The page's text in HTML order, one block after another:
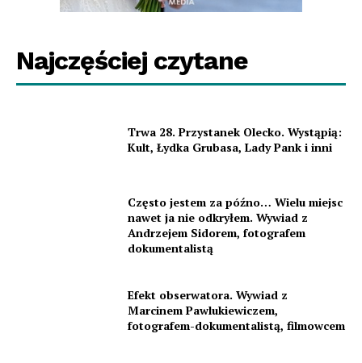
Najczęściej czytane
Trwa 28. Przystanek Olecko. Wystąpią:
Kult, Łydka Grubasa, Lady Pank i inni
Często jestem za późno… Wielu miejsc
nawet ja nie odkryłem. Wywiad z
Andrzejem Sidorem, fotografem
dokumentalistą
Efekt obserwatora. Wywiad z
Marcinem Pawlukiewiczem,
fotografem-dokumentalistą, filmowcem